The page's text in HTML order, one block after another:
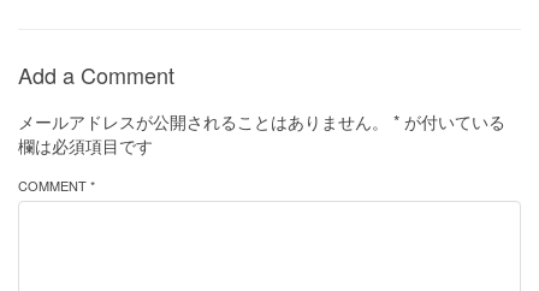
Add a Comment
メールアドレスが公開されることはありません。 * が付いている
欄は必須項目です
COMMENT *